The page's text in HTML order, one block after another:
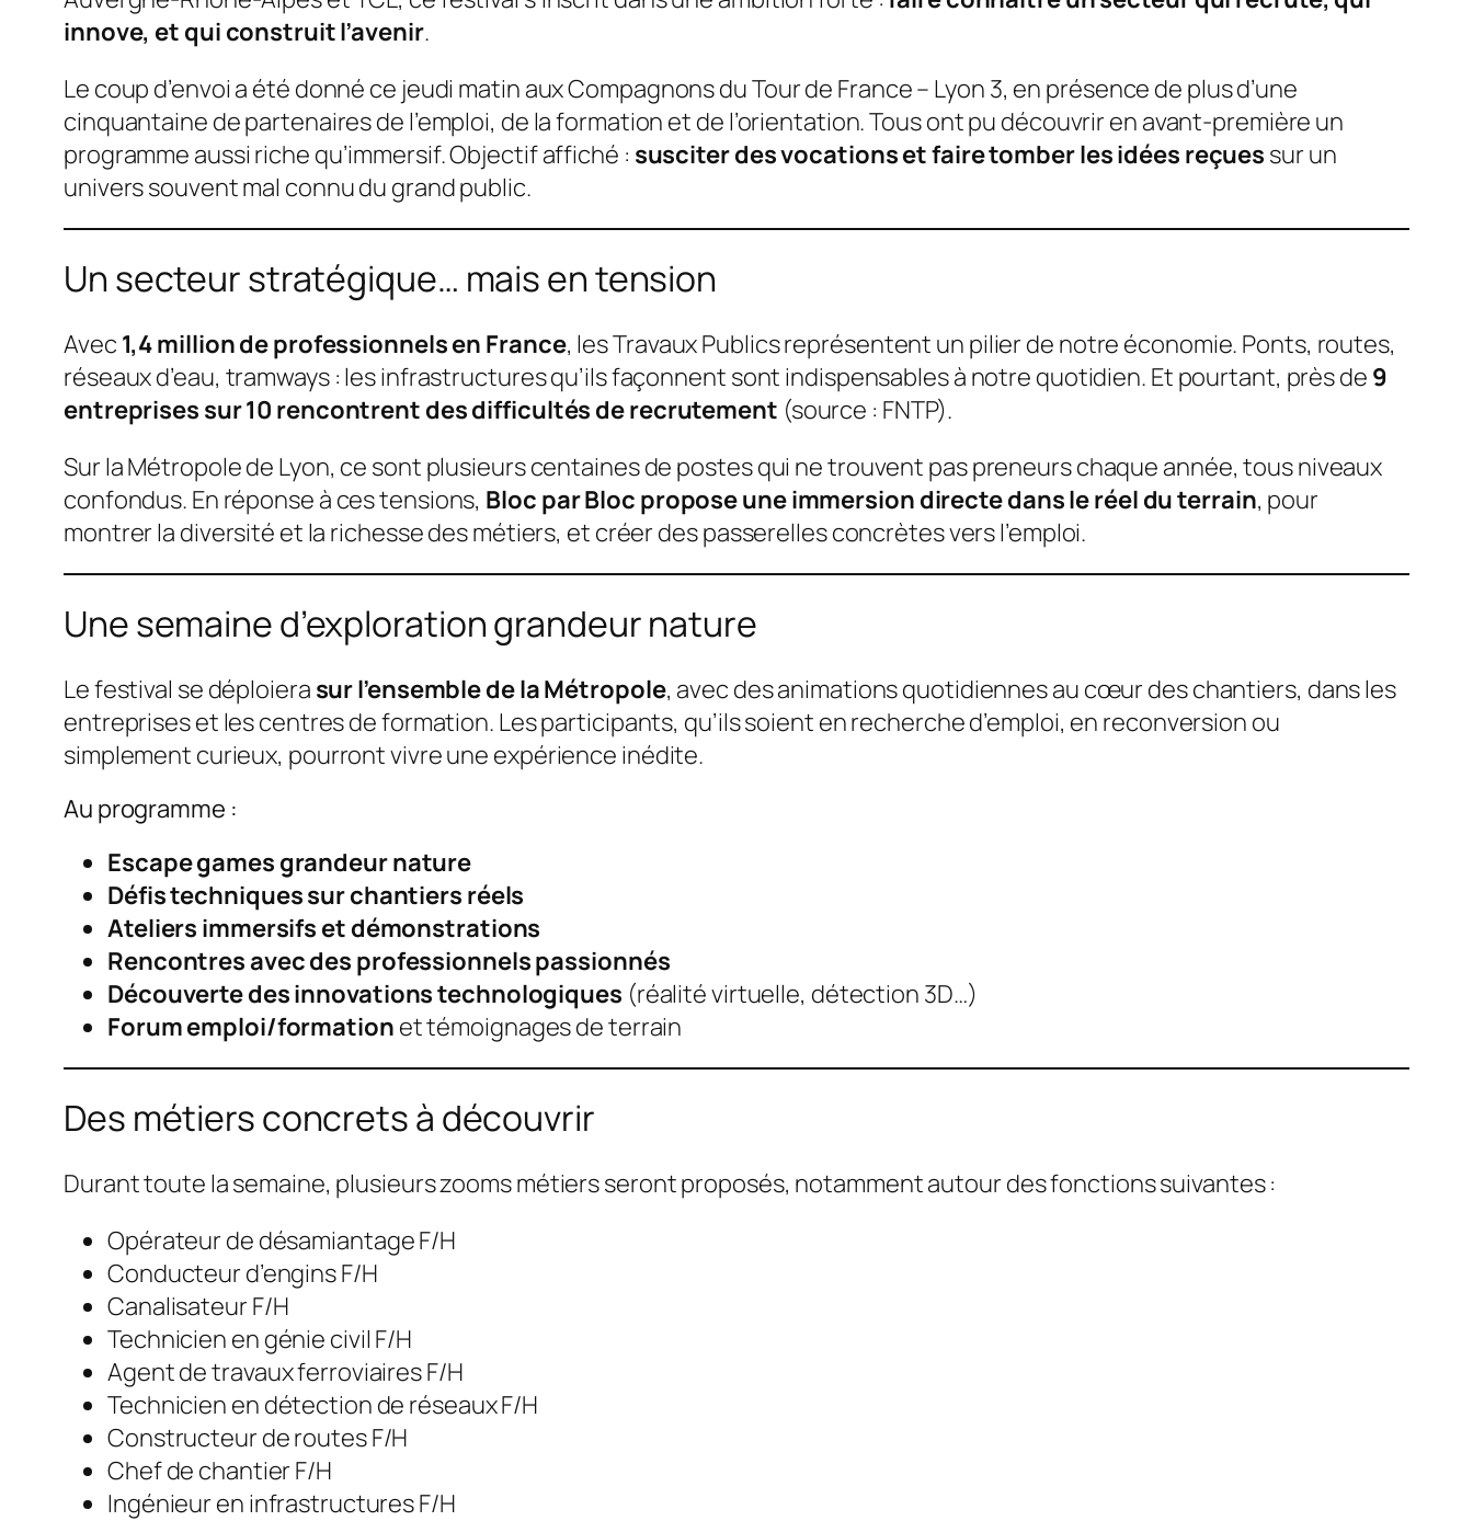
innove, et qui construit l’avenir.
Le coup d’envoi a été donné ce jeudi matin aux Compagnons du Tour de France – Lyon 3, en présence de plus d’une
cinquantaine de partenaires de l’emploi, de la formation et de l’orientation. Tous ont pu découvrir en avant-première un
programme aussi riche qu’immersif. Objectif affiché : susciter des vocations et faire tomber les idées reçues sur un
univers souvent mal connu du grand public.
Un secteur stratégique… mais en tension
Avec 1,4 million de professionnels en France, les Travaux Publics représentent un pilier de notre économie. Ponts, routes,
réseaux d’eau, tramways : les infrastructures qu’ils façonnent sont indispensables à notre quotidien. Et pourtant, près de 9
entreprises sur 10 rencontrent des difficultés de recrutement (source : FNTP).
Sur la Métropole de Lyon, ce sont plusieurs centaines de postes qui ne trouvent pas preneurs chaque année, tous niveaux
confondus. En réponse à ces tensions, Bloc par Bloc propose une immersion directe dans le réel du terrain, pour
montrer la diversité et la richesse des métiers, et créer des passerelles concrètes vers l’emploi.
Une semaine d’exploration grandeur nature
Le festival se déploiera sur l’ensemble de la Métropole, avec des animations quotidiennes au cœur des chantiers, dans les
entreprises et les centres de formation. Les participants, qu’ils soient en recherche d’emploi, en reconversion ou
simplement curieux, pourront vivre une expérience inédite.
Au programme :
Escape games grandeur nature
Défis techniques sur chantiers réels
Ateliers immersifs et démonstrations
Rencontres avec des professionnels passionnés
Découverte des innovations technologiques (réalité virtuelle, détection 3D…)
Forum emploi/formation et témoignages de terrain
Des métiers concrets à découvrir
Durant toute la semaine, plusieurs zooms métiers seront proposés, notamment autour des fonctions suivantes :
Opérateur de désamiantage F/H
Conducteur d’engins F/H
Canalisateur F/H
Technicien en génie civil F/H
Agent de travaux ferroviaires F/H
Technicien en détection de réseaux F/H
Constructeur de routes F/H
Chef de chantier F/H
Ingénieur en infrastructures F/H